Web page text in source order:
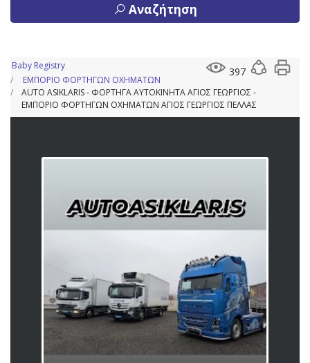
Αναζήτηση
397
Baby Registry
ΕΜΠΟΡΙΟ ΦΟΡΤΗΓΩΝ ΟΧΗΜΑΤΩΝ
AUTO ASIKLARIS - ΦΟΡΤΗΓΑ ΑΥΤΟΚΙΝΗΤΑ ΑΓΙΟΣ ΓΕΩΡΓΙΟΣ -
ΕΜΠΟΡΙΟ ΦΟΡΤΗΓΩΝ ΟΧΗΜΑΤΩΝ ΑΓΙΟΣ ΓΕΩΡΓΙΟΣ ΠΕΛΛΑΣ